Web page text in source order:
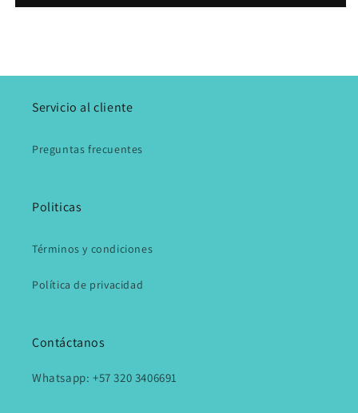
Servicio al cliente
Preguntas frecuentes
Politicas
Términos y condiciones
Política de privacidad
Contáctanos
Whatsapp: +57 320 3406691